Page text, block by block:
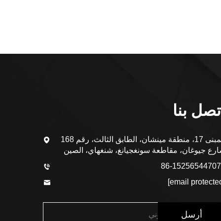
بنا
المبنى 17، منطقة مينشان، الطابق الثالث، رقم 168
جيوغان، مقاطعة سونغجيانغ، شنغهاي، الصين
أرسل